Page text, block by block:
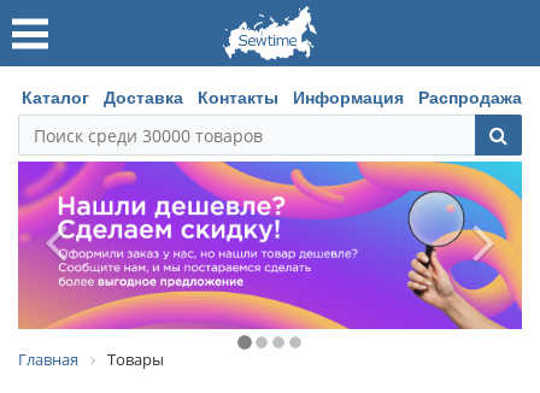
Каталог Доставка Контакты Информация Распродажа
Главная Товары